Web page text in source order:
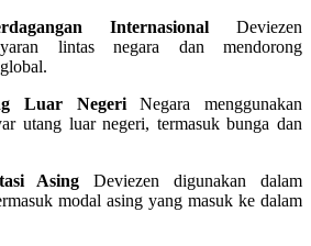
Internasional Deviezen
lintas negara dan mendorong
Luar NegeriNegara menggunakan
utang luar negeri, termasuk bunga dan
Asing Deviezen digunakan dalam
modal asing yang masuk ke dalam